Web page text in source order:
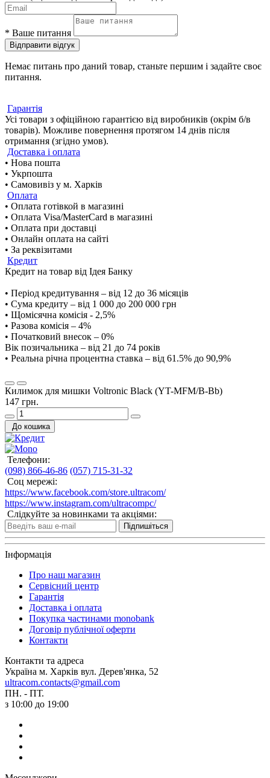
* Ваше питання
Відправити відгук
Немає питань про даний товар, станьте першим і задайте своє
питання.
Гарантія
Усі товари з офіційною гарантією від виробників (окрім б/в
товарів). Можливе повернення протягом 14 днів після
отримання (згідно умов).
Доставка і оплата
• Нова пошта
• Укрпошта
• Самовивіз у м. Харків
Оплата
• Оплата готівкой в магазині
• Оплата Visa/MasterCard в магазині
• Оплата при доставці
• Онлайн оплата на сайті
• За реквізитами
Кредит
Кредит на товар від Ідея Банку
• Період кредитування – від 12 до 36 місяців
• Сума кредиту – від 1 000 до 200 000 грн
• Щомісячна комісія - 2,5%
• Разова комісія – 4%
• Початковий внесок – 0%
Вік позичальника – від 21 до 74 років
• Реальна річна процентна ставка – від 61.5% до 90,9%
Килимок для мишки Voltronic Black (YT-MFM/B-Bb)
147 грн.
До кошика
Телефони:
(098) 866-46-86 (057) 715-31-32
Соц мережі:
https://www.facebook.com/store.ultracom/
https://www.instagram.com/ultracompc/
Слідкуйте за новинками та акціями:
Підпишіться
Інформація
Про наш магазин
Сервісний центр
Гарантія
Доставка і оплата
Покупка частинами monobank
Договір публічної оферти
Контакти
Контакти та адреса
Україна м. Харків вул. Дерев'янка, 52
ultracom.contacts@gmail.com
ПН. - ПТ.
з 10:00 до 19:00